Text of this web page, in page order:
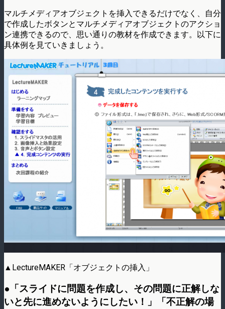
マルチメディアオブジェクトを挿入できるだけでなく、自分
で作成したボタンとマルチメディアオブジェクトのアクショ
ン連携できるので、思い通りの教材を作成できます。以下に
具体例を見ていきましょう。
▲LectureMAKER「オブジェクトの挿入」
●「スライドに問題を作成し、その問題に正解しな
いと先に進めないようにしたい！」「不正解の場